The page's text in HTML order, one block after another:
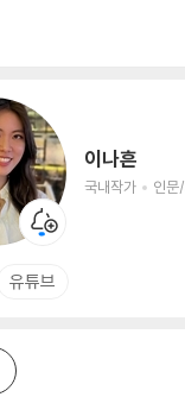
이나흔
국내작가 인문
유튜브